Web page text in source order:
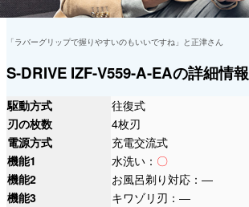
「ラバーグリップで握りやすいのもいいですね」と正津さん
S-DRIVE IZF-V559-A-EAの詳細情報
駆動方式
往復式
刃の枚数
4枚刃
電源方式
充電交流式
機能1
水洗い： 〇
機能2
お風呂剃り対応：―
機能3
キワゾリ刃：―